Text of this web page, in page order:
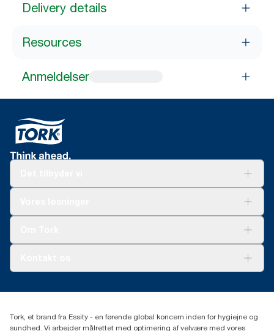
Delivery details
Resources
Anmeldelser
Smiley-rapport
(+45) 48 16 82 44
Professional Hygiene
Tork, et brand fra Essity - en førende global koncern inden for hygiejne og
sundhed. Vi arbejder målrettet med optimering af velvære med vores